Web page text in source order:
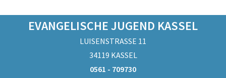
EVANGELISCHE JUGEND KASSEL
LUISENSTRASSE 11
34119 KASSEL
0561 - 709730